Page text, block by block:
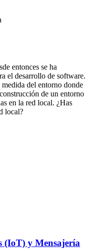
entonces se ha
el desarrollo de software.
del entorno donde
de un entorno
en la red local. ¿Has
local?
(IoT) y Mensajería